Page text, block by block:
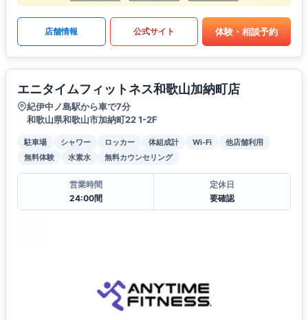
店舗情報 公式サイト 体験・相談予約
エニタイムフィットネス和歌山加納町店
紀伊中ノ島駅から車で7分
和歌山県和歌山市加納町22 1-2F
駐車場 シャワー ロッカー 体組成計 Wi-Fi
他店舗利用
無料体験
水素水 無料カウンセリング
営業時間
24:00間
定休日
要確認